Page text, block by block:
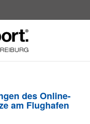
EuroAirport
-
Airport
Parking
des Online-
am Flughafen